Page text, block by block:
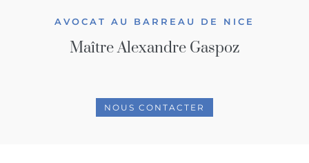
AVOCAT AU BARREAU DE NICE
Maître Alexandre Gaspoz
NOUS CONTACTER